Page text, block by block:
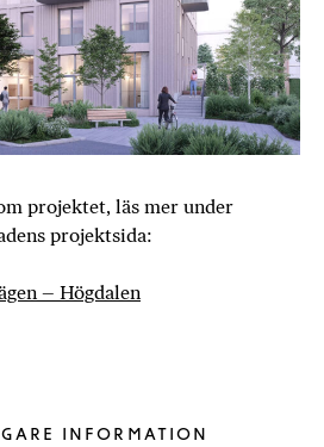
projektet, läs mer under
projektsida:
– Högdalen
INFORMATION